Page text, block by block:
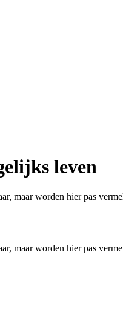
leven
maar worden hier pas
maar worden hier pas